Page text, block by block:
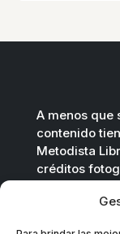
A menos que
contenido
Metodista
créditos